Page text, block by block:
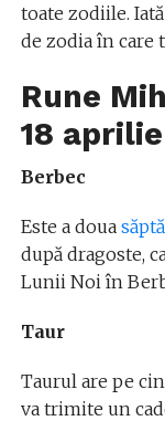
toate zodiile.
de zodia în care
Rune
18 aprilie
Berbec
Este a doua
după dragoste,
Lunii Noi în
Taur
Taurul are pe
va trimite un